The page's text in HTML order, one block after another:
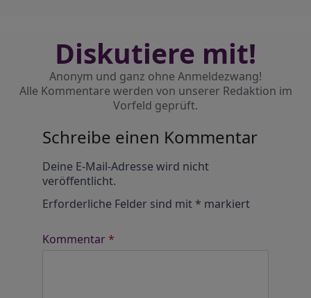
Diskutiere mit!
Anonym und ganz ohne Anmeldezwang!
Alle Kommentare werden von unserer Redaktion im
Vorfeld geprüft.
Schreibe einen Kommentar
Deine E-Mail-Adresse wird nicht
veröffentlicht.
Erforderliche Felder sind mit* markiert
Kommentar*